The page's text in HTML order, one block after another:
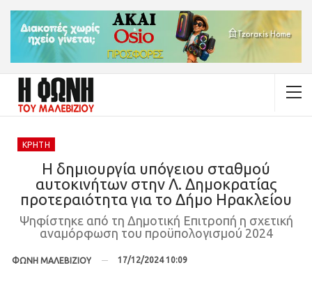
ΚΡΉΤΗ
Η δημιουργία υπόγειου σταθμού
αυτοκινήτων στην Λ. Δημοκρατίας
προτεραιότητα για το Δήμο Ηρακλείου
Ψηφίστηκε από τη Δημοτική Επιτροπή η σχετική
αναμόρφωση του προϋπολογισμού 2024
ΦΩΝΗ ΜΑΛΕΒΙΖΙΟΥ 17/12/2024 10:09